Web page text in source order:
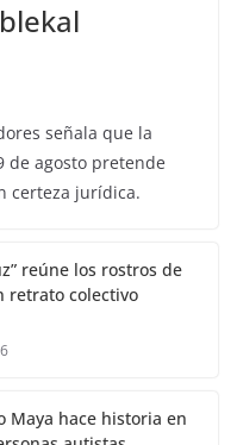
señala que la
de agosto pretende
certeza jurídica.
reúne los rostros de
retrato colectivo
Maya hace historia en